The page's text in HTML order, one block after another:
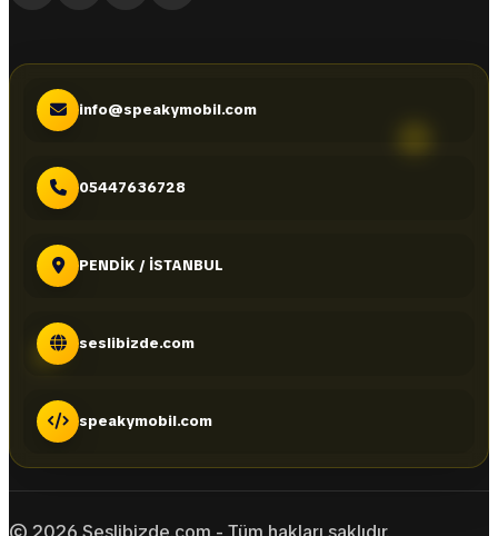
info@speakymobil.com
05447636728
PENDİK / İSTANBUL
seslibizde.com
speakymobil.com